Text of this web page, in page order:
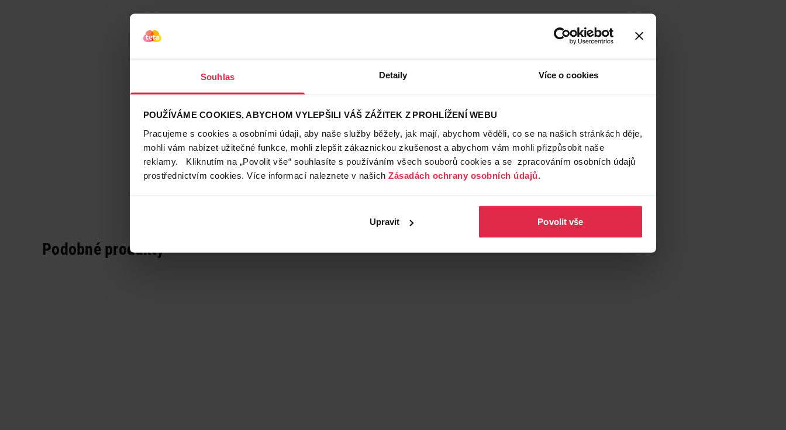
Souhlas Detaily Více o cookies
POUŽÍVÁME COOKIES, ABYCHOM VYLEPŠILI VÁŠ ZÁŽITEK Z PROHLÍŽENÍ WEBU
Pracujeme s cookies a osobními údaji, aby naše služby běžely, jak mají, abychom věděli, co se na našich stránkách děje,
mohli vám nabízet užitečné funkce, mohli zlepšit zákaznickou zkušenost a abychom vám mohli přizpůsobit naše
reklamy. Kliknutím na „Povolit vše“ souhlasíte s používáním všech souborů cookies a se zpracováním osobních údajů
prostřednictvím cookies. Více informací naleznete v našich Zásadách ochrany osobních údajů.
Upravit Povolit vše
Podobné produkty